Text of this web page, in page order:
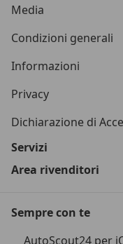
Media
Condizioni generali
Informazioni
Privacy
Dichiarazione di
Servizi
Area rivenditori
Sempre con te
AutoScout24 per